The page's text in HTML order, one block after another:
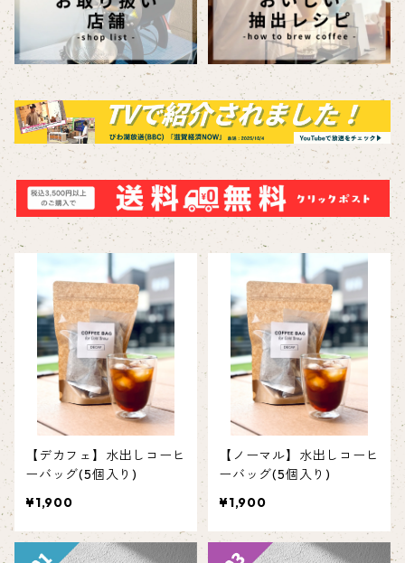
【デカフェ】水出しコーヒ
ーバッグ(5個入り)
¥1,900
【ノーマル】水出しコーヒ
ーバッグ(5個入り)
¥1,900